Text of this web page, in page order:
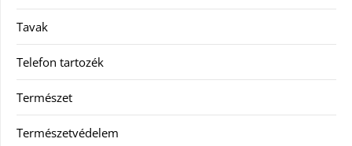
Tavak
Telefon tartozék
Természet
Természetvédelem